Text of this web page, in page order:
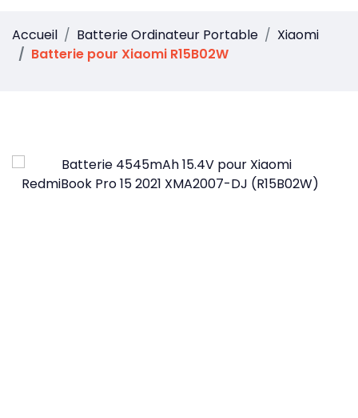
Accueil Batterie Ordinateur Portable
Xiaomi
Batterie pour Xiaomi R15B02W